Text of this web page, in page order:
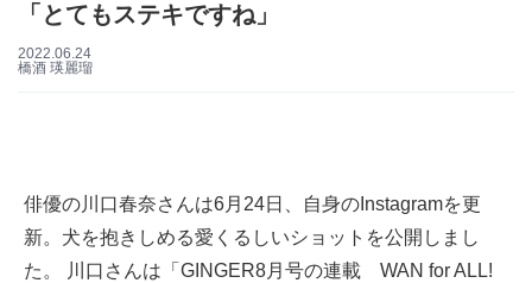
「とてもステキですね」
2022.06.24
橋酒 瑛麗瑠
俳優の川口春奈さんは6月24日、自身のInstagramを更
新。犬を抱きしめる愛くるしいショットを公開しまし
た。 川口さんは「GINGER8月号の連載 WAN for ALL!